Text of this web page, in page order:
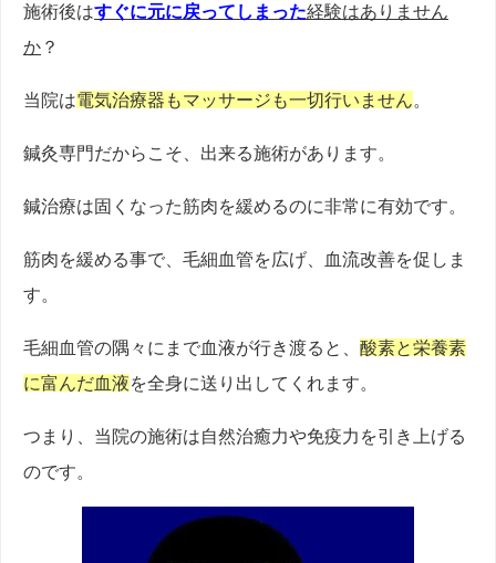
施術後はすぐに元に戻ってしまった経験はありません
か ？
当院は電気治療器もマッサージも一切行いません
鍼灸専門だからこそ、出来る施術があります。
鍼治療は固くなった筋肉を緩めるのに非常に有効です。
筋肉を緩める事で、毛細血管を広げ、血流改善を促しま
す。
毛細血管の隅々にまで血液が行き渡ると、 酸素と栄養素
に富んだ血液を全身に送り出してくれます。
つまり、当院の施術は自然治癒力や免疫力を引き上げる
のです。